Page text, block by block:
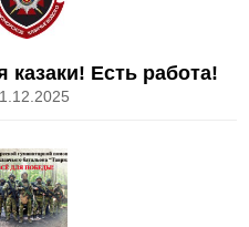
казаки! Есть работа!